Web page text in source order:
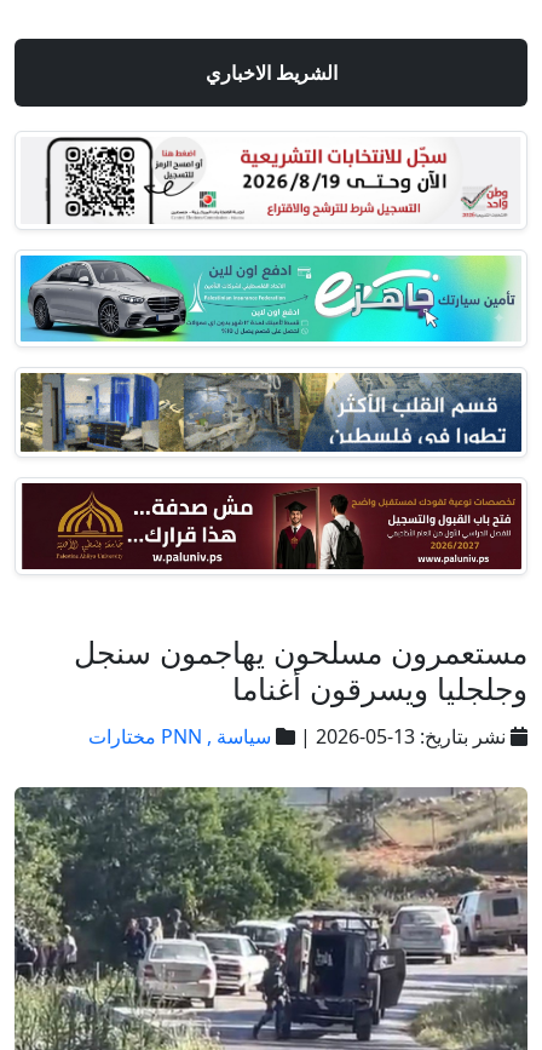
الشريط الاخباري
مستعمرون مسلحون يهاجمون سنجل
وجلجليا ويسرقون أغناما
نشر بتاريخ: 13-05-2026 | سياسة , PNN مختارات